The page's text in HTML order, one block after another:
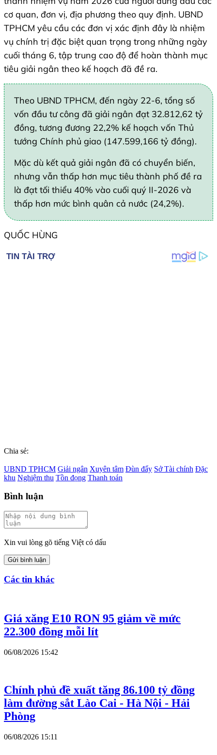
cơ quan, đơn vị, địa phương theo quy định. UBND
TPHCM yêu cầu các đơn vị xác định đây là nhiệm
vụ chính trị đặc biệt quan trọng trong những ngày
cuối tháng 6, tập trung cao độ để hoàn thành mục
tiêu giải ngân theo kế hoạch đã đề ra.
Theo UBND TPHCM, đến ngày 22-6, tổng số
vốn đầu tư công đã giải ngân đạt 32.812,62 tỷ
đồng, tương đương 22,2% kế hoạch vốn Thủ
tướng Chính phủ giao (147.599,166 tỷ đồng).
Mặc dù kết quả giải ngân đã có chuyển biến,
nhưng vẫn thấp hơn mục tiêu thành phố đề ra
là đạt tối thiểu 40% vào cuối quý II-2026 và
thấp hơn mức bình quân cả nước (24,2%).
QUỐC HÙNG
Chia sẻ:
UBND TPHCM Giải ngân Xuyên tâm Đùn đẩy Sở Tài chính Đặc
khu Nghiệm thu Tồn đọng Thanh toán
Bình luận
Xin vui lòng gõ tiếng Việt có dấu
Gửi bình luận
Các tin khác
Giá xăng E10 RON 95 giảm về mức
22.300 đồng mỗi lít
06/08/2026 15:42
Chính phủ đề xuất tăng 86.100 tỷ đồng
làm đường sắt Lào Cai - Hà Nội - Hải
Phòng
06/08/2026 15:11